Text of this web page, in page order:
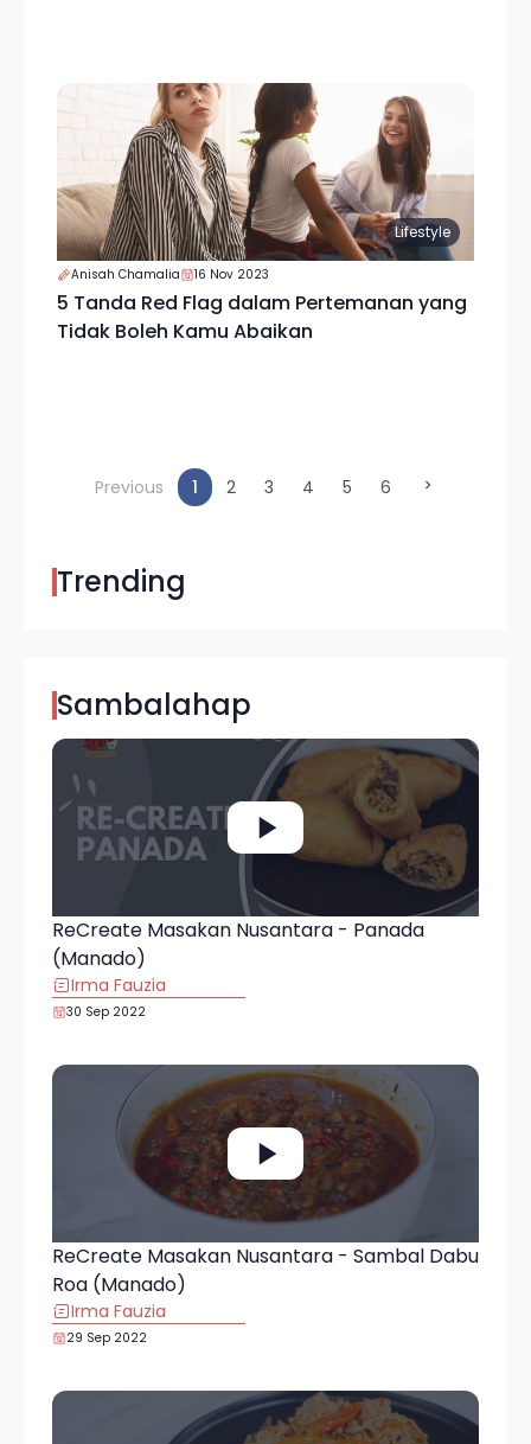
Lifestyle
Anisah Chamalia 16 Nov 2023
5 Tanda Red Flag dalam Pertemanan yang
Tidak Boleh Kamu Abaikan
Previous 1 (current)
2 3 4 5 6
Trending
Sambalahap
ReCreate Masakan Nusantara - Panada
(Manado)
Irma Fauzia
30 Sep 2022
ReCreate Masakan Nusantara - Sambal Dabu
Roa (Manado)
Irma Fauzia
29 Sep 2022